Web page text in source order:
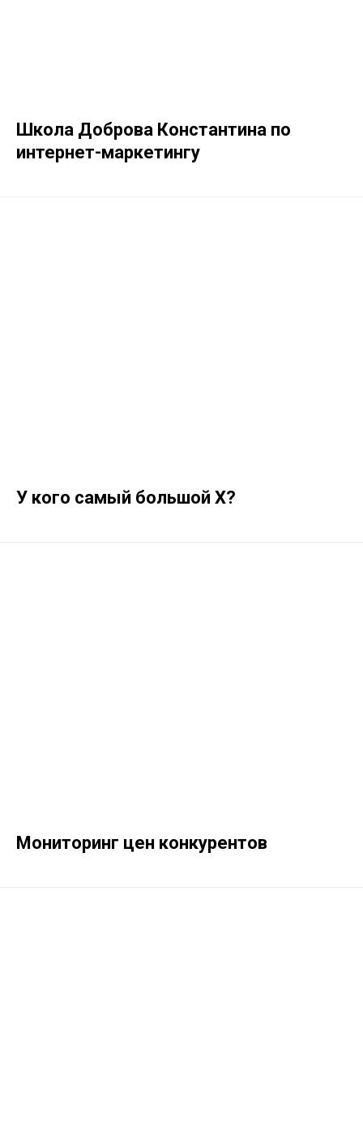
Школа Доброва Константина по
интернет-маркетингу
У кого самый большой X?
Мониторинг цен конкурентов